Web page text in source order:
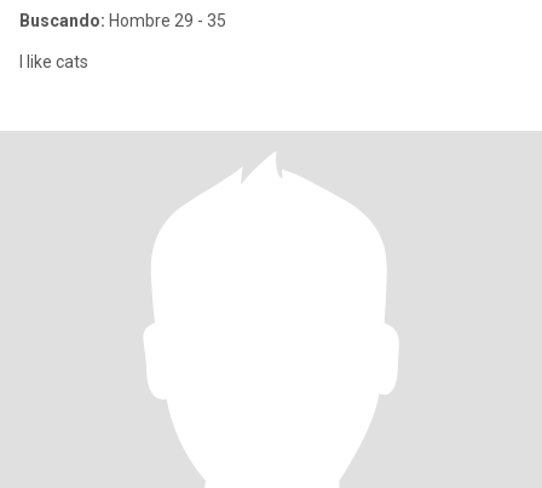
Buscando: Hombre 29 - 35
I like cats